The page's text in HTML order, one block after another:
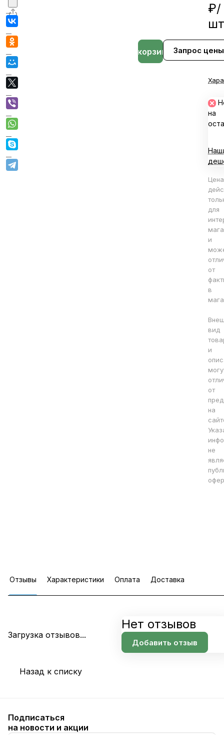
₽/
шт
Запрос цены
В корзине
на
Цена
для
и
от
в
вид
и
от
на
не
Отзывы Характеристики Оплата Доставка
Загрузка отзывов...
Нет отзывов
Добавить отзыв
Назад к списку
Подписаться
на новости и акции